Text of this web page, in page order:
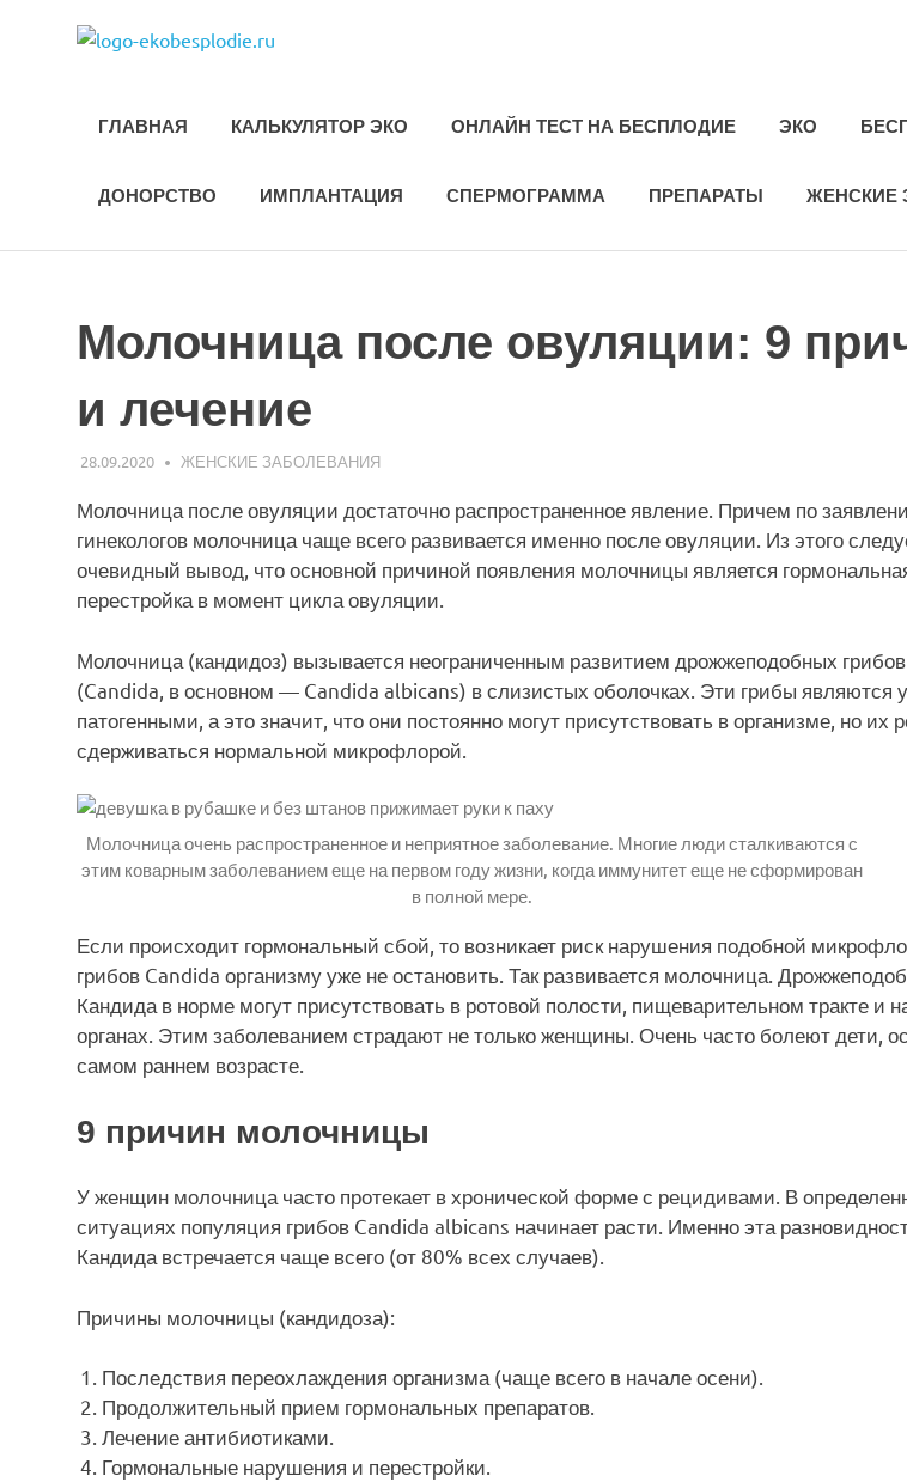
бесплодия
ГЛАВНАЯ КАЛЬКУЛЯТОР ЭКО ОНЛАЙН ТЕСТ НА БЕСПЛОДИЕ ЭКО
ДОНОРСТВО ИМПЛАНТАЦИЯ СПЕРМОГРАММА ПРЕПАРАТЫ ЖЕНСКИЕ
Молочница после овуляции: 9
и лечение
28.09.2020 ЭКО-1
ЖЕНСКИЕ ЗАБОЛЕВАНИЯ
Молочница после овуляции достаточно распространенное явление. Причем по
гинекологов молочница чаще всего развивается именно после овуляции. Из этого
очевидный вывод, что основной причиной появления молочницы является
перестройка в момент цикла овуляции.
Молочница (кандидоз) вызывается неограниченным развитием дрожжеподобных
(Candida, в основном — Candida albicans) в слизистых оболочках. Эти грибы являются
патогенными, а это значит, что они постоянно могут присутствовать в организме, но их
сдерживаться нормальной микрофлорой.
Молочница очень распространенное и неприятное заболевание. Многие люди сталкиваются с
этим коварным заболеванием еще на первом году жизни, когда иммунитет еще не сформирован
в полной мере.
Если происходит гормональный сбой, то возникает риск нарушения подобной
грибов Candida организму уже не остановить. Так развивается молочница.
Кандида в норме могут присутствовать в ротовой полости, пищеварительном тракте и
органах. Этим заболеванием страдают не только женщины. Очень часто болеют дети,
самом раннем возрасте.
9 причин молочницы
У женщин молочница часто протекает в хронической форме с рецидивами. В
ситуациях популяция грибов Candida albicans начинает расти. Именно эта
Кандида встречается чаще всего (от 80% всех случаев).
Причины молочницы (кандидоза):
Последствия переохлаждения организма (чаще всего в начале осени).
Продолжительный прием гормональных препаратов.
Лечение антибиотиками.
Гормональные нарушения и перестройки.